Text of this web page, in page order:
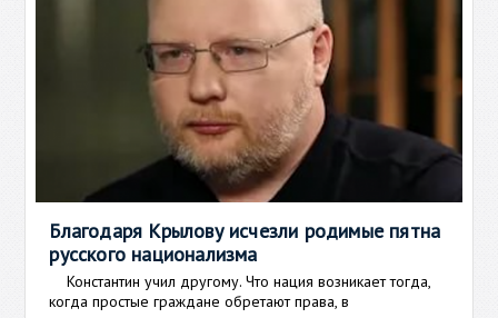
Благодаря Крылову исчезли родимые пятна
русского национализма
Константин учил другому. Что нация возникает тогда,
когда простые граждане обретают права, в